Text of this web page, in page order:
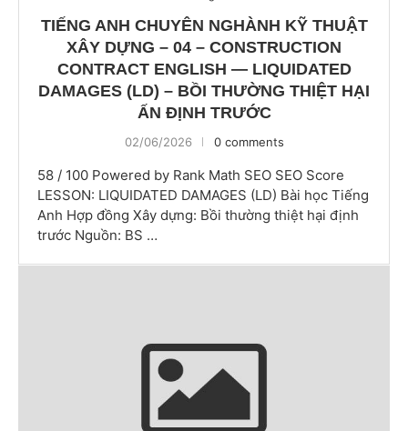
TIẾNG ANH CHUYÊN NGHÀNH KỸ THUẬT
XÂY DỰNG – 04 – CONSTRUCTION
CONTRACT ENGLISH — LIQUIDATED
DAMAGES (LD) – BỒI THƯỜNG THIỆT HẠI
ẤN ĐỊNH TRƯỚC
02/06/2026 0 comments
58 / 100 Powered by Rank Math SEO SEO Score
LESSON: LIQUIDATED DAMAGES (LD) Bài học Tiếng
Anh Hợp đồng Xây dựng: Bồi thường thiệt hại định
trước Nguồn: BS …